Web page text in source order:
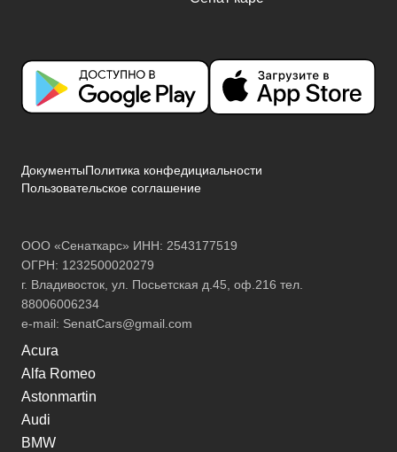
ДокументыПолитика конфедициальности
Пользовательское соглашение
ООО «Сенаткарс» ИНН: 2543177519
ОГРН: 1232500020279
г. Владивосток, ул. Посьетская д.45, оф.216 тел.
88006006234
e-mail: SenatCars@gmail.com
Acura
Alfa Romeo
Astonmartin
Audi
BMW